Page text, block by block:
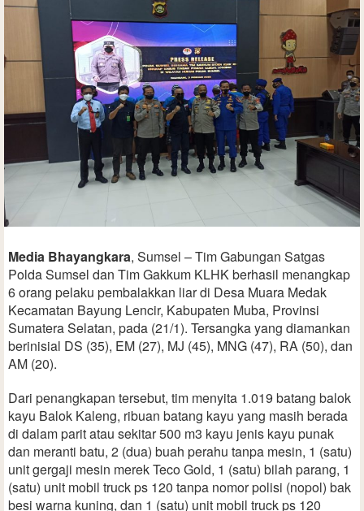
Media Bhayangkara, Sumsel – Tim Gabungan Satgas
Polda Sumsel dan Tim Gakkum KLHK berhasil menangkap
6 orang pelaku pembalakkan liar di Desa Muara Medak
Kecamatan Bayung Lencir, Kabupaten Muba, Provinsi
Sumatera Selatan, pada (21/1). Tersangka yang diamankan
berinisial DS (35), EM (27), MJ (45), MNG (47), RA (50), dan
AM (20).
Dari penangkapan tersebut, tim menyita 1.019 batang balok
kayu Balok Kaleng, ribuan batang kayu yang masih berada
di dalam parit atau sekitar 500 m3 kayu jenis kayu punak
dan meranti batu, 2 (dua) buah perahu tanpa mesin, 1 (satu)
unit gergaji mesin merek Teco Gold, 1 (satu) bilah parang, 1
(satu) unit mobil truck ps 120 tanpa nomor polisi (nopol) bak
besi warna kuning, dan 1 (satu) unit mobil truck ps 120